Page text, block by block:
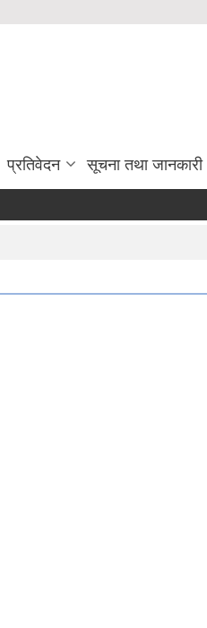
प्रतिवेदन सूचना तथा जानकारी